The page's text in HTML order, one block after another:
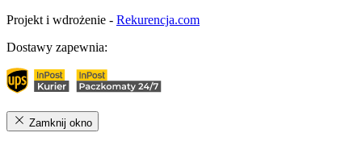
Projekt i wdrożenie - Rekurencja.com
Dostawy zapewnia:
Zamknij okno